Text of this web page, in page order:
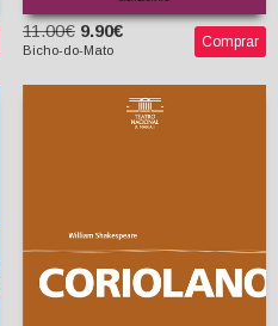
11.00€ 9.90€
Bicho-do-Mato Comprar